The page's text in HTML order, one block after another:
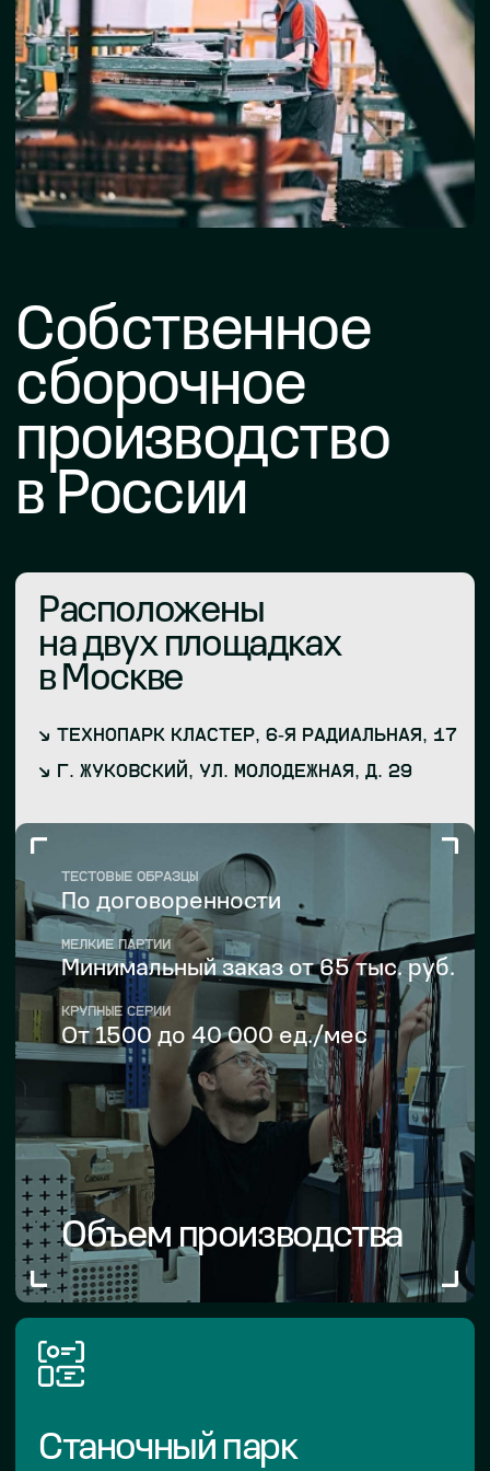
Расположены
на двух площадках
в Москве
ТЕХНОПАРК КЛАСТЕР, 6-Я РАДИАЛЬНАЯ, 17
Г. ЖУКОВСКИЙ, УЛ. МОЛОДЕЖНАЯ, Д. 29
Станочный парк
Все операции автоматизированы
и результат надёжно повторяем.
Есть свой логистический отдел,
но с давальческим работаем также.
Технический контроль
Каждое изделие проходит
автоматизированный контроль.
RnD / НИОКР
Разработка оборудования и ПО
под проект, реверс инжиниринг.
Объем производства
ТЕСТОВЫЕ ОБРАЗЦЫ
По договоренности
КРУПНЫЕ СЕРИИ
От 1500 до 40 000 ед./мес
Сертификаты